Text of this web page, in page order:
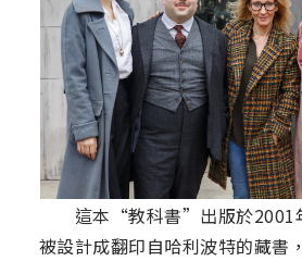
這本“教科書”出版於2001
被設計成翻印自哈利波特的藏書